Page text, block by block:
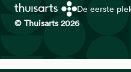
De eerste
© Thuisarts 2026